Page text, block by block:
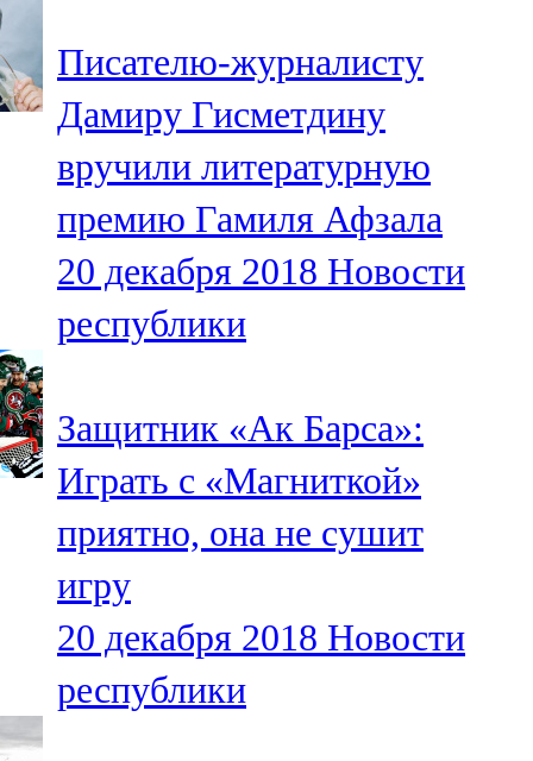
Писателю-журналисту
Дамиру Гисметдину
вручили литературную
премию Гамиля Афзала
20 декабря 2018 Новости
республики
Защитник «Ак Барса»:
Играть с «Магниткой»
приятно, она не сушит
игру
20 декабря 2018 Новости
республики